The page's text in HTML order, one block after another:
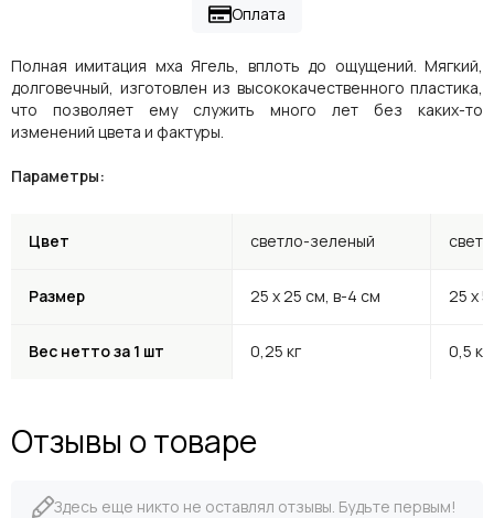
Оплата
Полная имитация мха Ягель, вплоть до ощущений. Мягкий,
долговечный, изготовлен из высококачественного пластика,
что позволяет ему служить много лет без каких-то
изменений цвета и фактуры.
Параметры:
Цвет светло-зеленый
Размер 25 х 25 см, в-4 см 25 х
Вес нетто за 1 шт 0,25 кг 0,5 кг
Отзывы о товаре
Здесь еще никто не оставлял отзывы. Будьте первым!